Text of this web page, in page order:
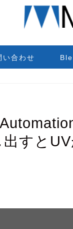
い合わせ
すと